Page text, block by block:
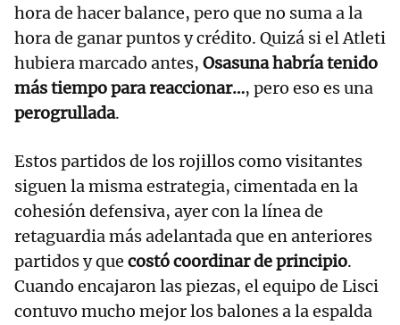
hora de hacer balance, pero que no suma a la
hora de ganar puntos y crédito. Quizá si el Atleti
hubiera marcado antes, Osasuna habría tenido
más tiempo para reaccionar…, pero eso es una
perogrullada.
Estos partidos de los rojillos como visitantes
siguen la misma estrategia, cimentada en la
cohesión defensiva, ayer con la línea de
retaguardia más adelantada que en anteriores
partidos y que costó coordinar de principio.
Cuando encajaron las piezas, el equipo de Lisci
contuvo mucho mejor los balones a la espalda